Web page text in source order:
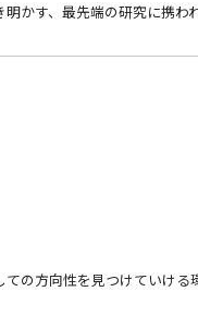
かす、最先端の研究に携われ
の方向性を見つけていける